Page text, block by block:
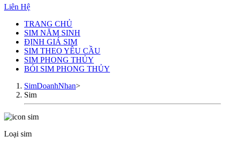
Liên Hệ
TRANG CHỦ
SIM NĂM SINH
ĐỊNH GIÁ SIM
SIM THEO YÊU CẦU
SIM PHONG THỦY
BÓI SIM PHONG THỦY
SimDoanhNhan>
Sim
Loại sim